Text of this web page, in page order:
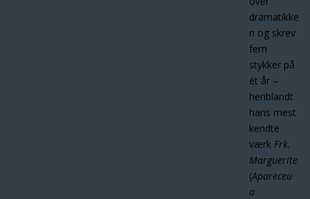
dramatikke
n og skrev
fem
stykker på
ét år –
heriblandt
hans mest
kendte
værk Frk.
Marguerite
(Apareceu
a